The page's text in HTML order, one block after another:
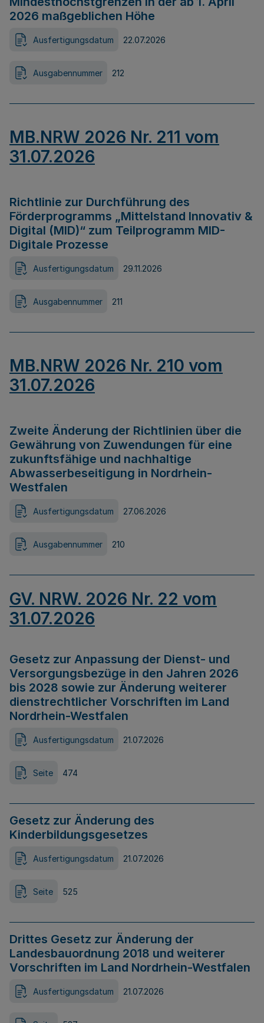
2026 maßgeblichen Höhe
Ausfertigungsdatum 22.07.2026
Ausgabennummer 212
MB.NRW 2026 Nr. 211 vom
31.07.2026
Richtlinie zur Durchführung des
Förderprogramms „Mittelstand Innovativ &
Digital (MID)“ zum Teilprogramm MID-
Digitale Prozesse
Ausfertigungsdatum 29.11.2026
Ausgabennummer 211
MB.NRW 2026 Nr. 210 vom
31.07.2026
Zweite Änderung der Richtlinien über die
Gewährung von Zuwendungen für eine
zukunftsfähige und nachhaltige
Abwasserbeseitigung in Nordrhein-
Westfalen
Ausfertigungsdatum 27.06.2026
Ausgabennummer 210
GV. NRW. 2026 Nr. 22 vom
31.07.2026
Gesetz zur Anpassung der Dienst- und
Versorgungsbezüge in den Jahren 2026
bis 2028 sowie zur Änderung weiterer
dienstrechtlicher Vorschriften im Land
Nordrhein-Westfalen
Ausfertigungsdatum 21.07.2026
Seite 474
Gesetz zur Änderung des
Kinderbildungsgesetzes
Ausfertigungsdatum 21.07.2026
Seite 525
Drittes Gesetz zur Änderung der
Landesbauordnung 2018 und weiterer
Vorschriften im Land Nordrhein-Westfalen
Ausfertigungsdatum 21.07.2026